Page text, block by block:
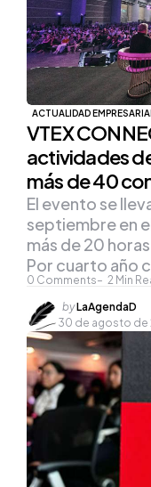
ACTUALIDAD
VTEX
actividades
más de 40
0 Comments 2 Min
El evento se
septiembre en
más de 20
Por cuarto año
Posted
by
byLaAgendaD
30 de agosto de